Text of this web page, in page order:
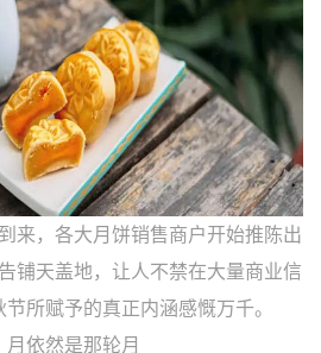
，各大月饼销售商户开始推陈出
铺天盖地，让人不禁在大量商业信
所赋予的真正内涵感慨万千。
然是那轮月